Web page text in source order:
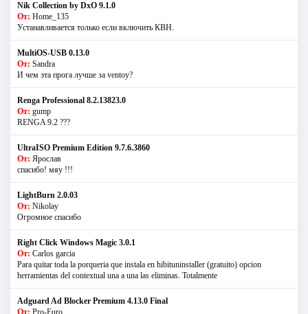
Nik Collection by DxO 9.1.0
От: Home_135
Устанавливается только если включить КВН.
MultiOS-USB 0.13.0
От: Sandra
И чем эта прога лучше за ventoy?
Renga Professional 8.2.13823.0
От: gump
RENGA 9.2 ???
UltraISO Premium Edition 9.7.6.3860
От: Ярослав
спасибо! мяу !!!
LightBurn 2.0.03
От: Nikolay
Огромное спасибо
Right Click Windows Magic 3.0.1
От: Carlos garcia
Para quitar toda la porqueria que instala en hibituninstaller (gratuito) opcion
herramientas del contextual una a una las eliminas. Totalmente
Adguard Ad Blocker Premium 4.13.0 Final